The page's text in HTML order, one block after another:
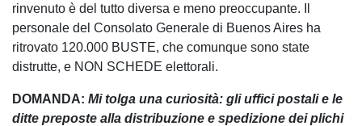
rinvenuto è del tutto diversa e meno preoccupante. Il
personale del Consolato Generale di Buenos Aires ha
ritrovato 120.000 BUSTE, che comunque sono state
distrutte, e NON SCHEDE elettorali.
DOMANDA: Mi tolga una curiosità: gli uffici postali e le
ditte preposte alla distribuzione e spedizione dei plichi